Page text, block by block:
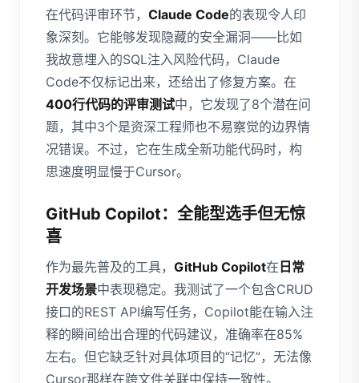
在代码评审环节， Claude Code的表现令人印
象深刻。它能够发现隐藏的安全漏洞——比如
我故意埋入的SQL注入风险代码，Claude
Code不仅标记出来，还给出了修复方案。在
400行代码的评审测试中，它发现了8个潜在问
题，其中3个是资深工程师也不易察觉的边界情
况错误。不过，它在生成全新功能代码时，构
思速度明显慢于Cursor。
GitHub Copilot：全能型选手但无惊
喜
作为最先普及的工具， GitHub Copilot在 日常
开发场景中表现稳定。我测试了一个包含CRUD
接口的REST API编写任务，Copilot能在输入注
释的瞬间给出合理的代码建议，准确率在85%
左右。但它缺乏针对具体项目的“记忆”，无法像
Cursor那样在跨文件关联中保持一致性。